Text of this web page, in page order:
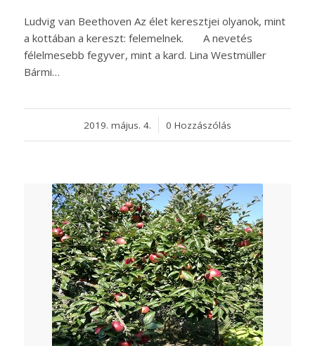
Ludvig van Beethoven Az élet keresztjei olyanok, mint
a kottában a kereszt: felemelnek. A nevetés
félelmesebb fegyver, mint a kard. Lina Westmüller
Bármi…
2019. május. 4.
/ 0 Hozzászólás